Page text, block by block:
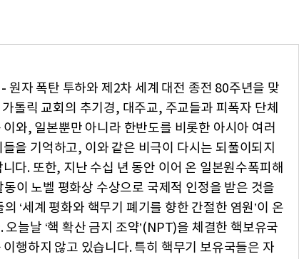
원자 폭탄 투하와 제2차 세계 대전 종전 80주년을 맞
톨릭 교회의 추기경, 대주교, 주교들과 피폭자 단체
와, 일본뿐만 아니라 한반도를 비롯한 아시아 여러
을 기억하고, 이와 같은 비극이 다시는 되풀이되지
다. 또한, 지난 수십 년 동안 이어 온 일본원수폭피해
이 노벨 평화상 수상으로 국제적 인정을 받은 것을
‘세계 평화와 핵무기 폐기를 향한 간절한 염원’이 온
늘날 ‘핵 확산 금지 조약’(NPT)을 체결한 핵보유국
행하지 않고 있습니다. 특히 핵무기 보유국들은 자